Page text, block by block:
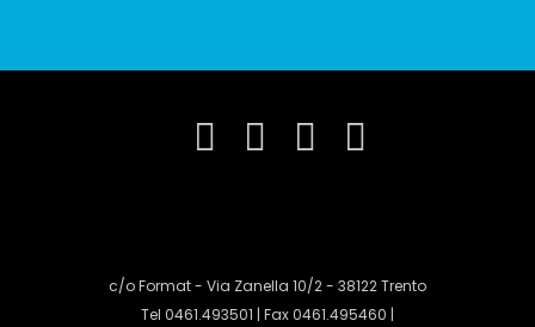
c/o Format - Via Zanella 10/2 - 38122 Trento
Tel 0461.493501 | Fax 0461.495460 |